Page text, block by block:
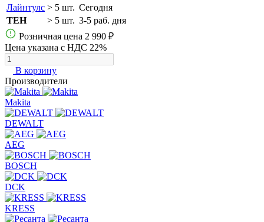
Лайнтулс > 5 шт. Сегодня
TEH
> 5 шт. 3-5 раб. дня
Розничная цена 2 990 ₽
Цена указана с НДС 22%
В корзину
Производители
Makita
DEWALT
AEG
BOSCH
DCK
KRESS